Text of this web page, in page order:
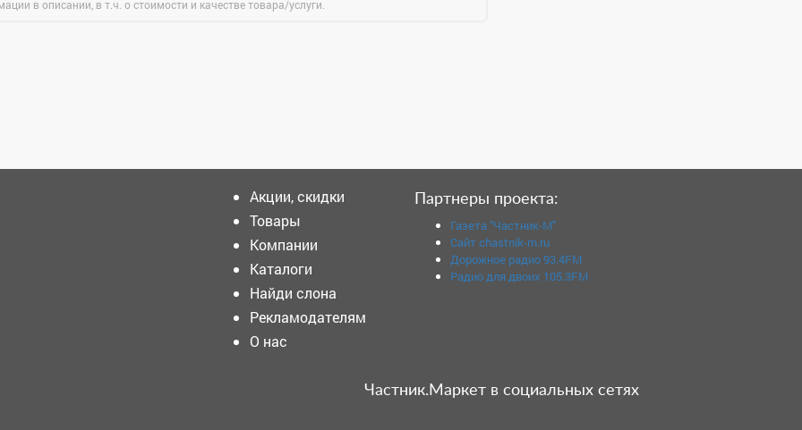
в описании, в т.ч. о стоимости и качестве товара/услуги.
Акции, скидки
Товары
Компании
Каталоги
Найди слона
Рекламодателям
О нас
Партнеры проекта:
Газета "Частник-М"
Сайт chastnik-m.ru
Дорожное радио 93.4FM
Радио для двоих 105.3FM
Частник.Маркет в социальных сетях